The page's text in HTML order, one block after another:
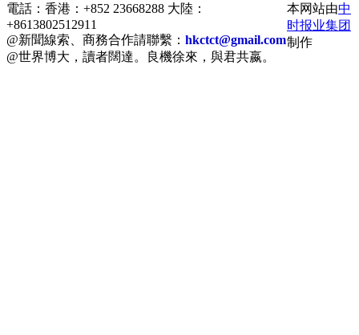
電話：香港：+852 23668288 大陸：
+8613802512911
@新聞線索、商務合作請聯繫： hkctct@gmail.com
@世界博大，讀者闊達。良機徐來，與君共嬴。
本网站由中
时报业集团
制作